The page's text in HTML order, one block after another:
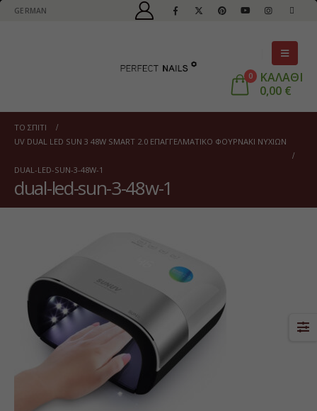
GERMAN
0
ΚΑΛΑΘΙ
0,00 €
ΤΟ ΣΠΊΤΙ
UV DUAL LED SUN 3 48W SMART 2.0 EΠΑΓΓΕΛΜΑΤΙΚΌ ΦΟΥΡΝΆΚΙ ΝΥΧΙΏΝ
DUAL-LED-SUN-3-48W-1
dual-led-sun-3-48w-1